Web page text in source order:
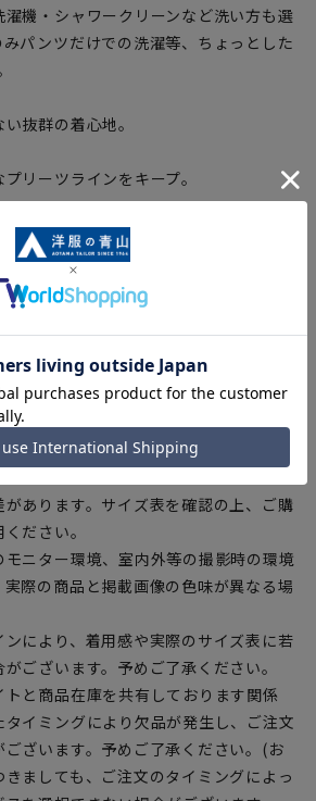
機・シャワークリーンなど洗い方も選
パンツだけでの洗濯等、ちょっとした
抜群の着心地。
リーツラインをキープ。
原料を使用し、プラスチック・スマート
サイクルポリエステル)
ルリサイクルにより、ペットボトルを繊
当製品は裏地の糸の一部にECOBLUE®
(スリム)》 (当社比)
あります。サイズ表を確認の上、ご購
ださい。
ニター環境、室内外等の撮影時の環境
際の商品と掲載画像の色味が異なる場
により、着用感や実際のサイズ表に若
ございます。予めご了承ください。
と商品在庫を共有しております関係
タイミングにより欠品が発生し、ご注文
ざいます。予めご了承ください。(お
ましても、ご注文のタイミングによっ